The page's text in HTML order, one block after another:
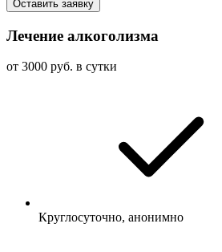
Оставить заявку
Лечение алкоголизма
от 3000 руб. в сутки
Круглосуточно, анонимно